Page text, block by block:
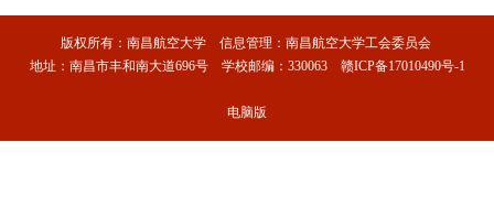
校青年教师教学竞赛二等奖
版权所有：南昌航空大学 信息管理：南昌航空大学工会委员会
地址：南昌市丰和南大道696号 学校邮编：330063 赣ICP备17010490号-1
电脑版